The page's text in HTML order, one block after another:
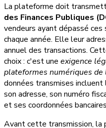
La plateforme doit
des Finances Publiques
vendeurs ayant dépassé
chaque année. Elle leur
annuel des transactions.
choix : c'est une exigence
plateformes numériques de
données transmises
son adresse, son numéro
et ses coordonnées
Avant cette transmission, la